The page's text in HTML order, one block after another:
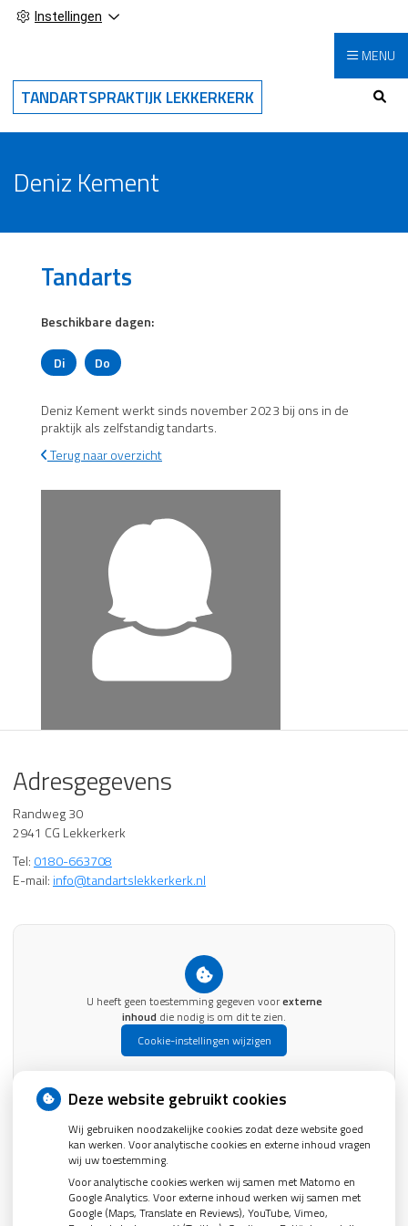
Instellingen
TANDARTSPRAKTIJK LEKKERKERK
MENU
Deniz Kement
Tandarts
Beschikbare dagen:
Dinsdag
Di Donderdag
Do
Deniz Kement werkt sinds november 2023 bij ons in de
praktijk als zelfstandig tandarts.
Terug naar overzicht
Adresgegevens
Randweg 30
2941 CG Lekkerkerk
Tel: 0180-663708
E-mail: info@tandartslekkerkerk.nl
U heeft geen toestemming gegeven voorexterne
inhoud die nodig is om dit te zien.
Cookie-instellingen wijzigen
Openingstijden
Maandag:
08:00 - 17:00
Woensdag:
08:00 - 17:00
Donderdag:
08:00 - 17:00
Deze website gebruikt cookies
Wij gebruiken noodzakelijke cookies zodat deze website goed
kan werken. Voor analytische cookies en externe inhoud vragen
wij uw toestemming.
Voor analytische cookies werken wij samen met Matomo en
Google Analytics. Voor externe inhoud werken wij samen met
Google (Maps, Translate en Reviews), YouTube, Vimeo,